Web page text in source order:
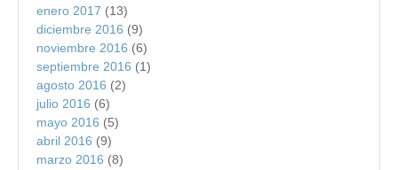
enero 2017 (13)
diciembre 2016 (9)
noviembre 2016 (6)
septiembre 2016 (1)
agosto 2016 (2)
julio 2016 (6)
mayo 2016 (5)
abril 2016 (9)
marzo 2016 (8)